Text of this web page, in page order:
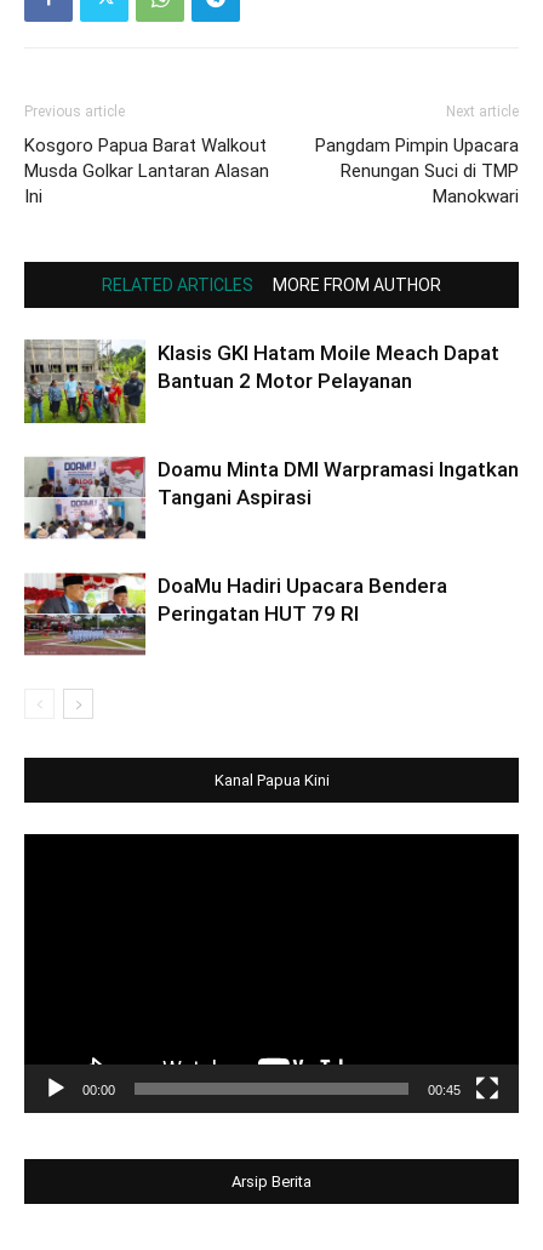
Previous article
Kosgoro Papua Barat Walkout
Musda Golkar Lantaran Alasan
Ini
Next article
Pangdam Pimpin Upacara
Renungan Suci di TMP
Manokwari
RELATED ARTICLES MORE FROM AUTHOR
Klasis GKI Hatam Moile Meach Dapat
Bantuan 2 Motor Pelayanan
Doamu Minta DMI Warpramasi Ingatkan
Tangani Aspirasi
DoaMu Hadiri Upacara Bendera
Peringatan HUT 79 RI
Kanal Papua Kini
00:00 00:45
Arsip Berita